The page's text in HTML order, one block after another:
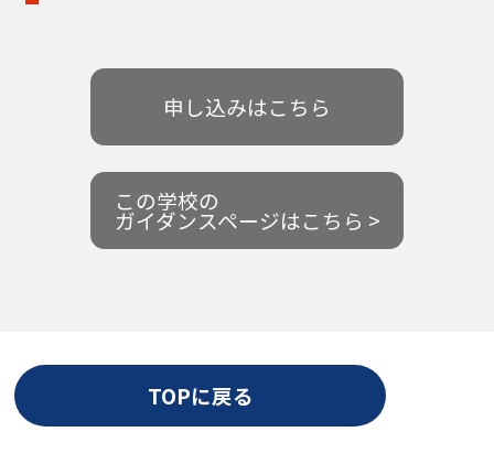
申し込みはこちら
この学校の
ガイダンスページはこちら >
TOPに戻る